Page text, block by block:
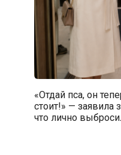
«Отдай пса, он
стоит!» — заявила
что лично